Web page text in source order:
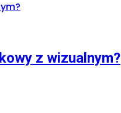
z wizualnym?